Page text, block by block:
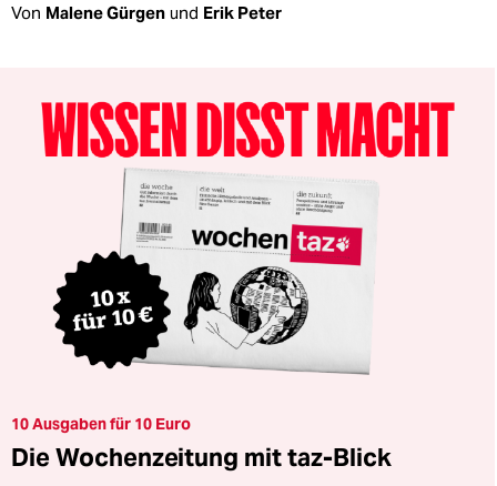
Von Malene Gürgen und Erik Peter
10 Ausgaben für 10 Euro
Die Wochenzeitung mit taz-Blick